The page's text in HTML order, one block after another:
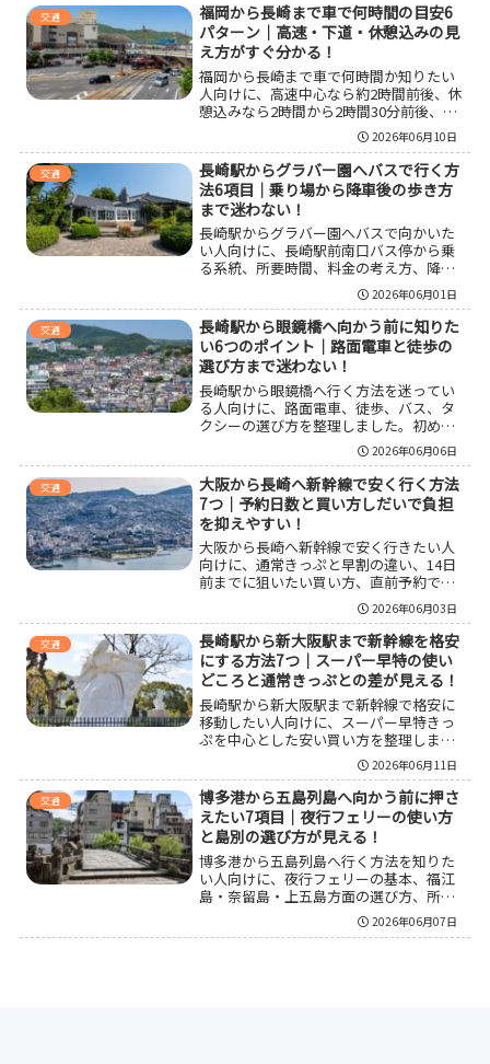
交通
福岡から長崎まで車で何時間の目安6
パターン｜高速・下道・休憩込みの見
え方がすぐ分かる！
福岡から長崎まで車で何時間か知りたい
人向けに、高速中心なら約2時間前後、休
憩込みなら2時間から2時間30分前後、一
般道中心なら約3時間30分〜4時間30分の
目安を整理しました。福岡ICから長崎IC
の基本ルート、博多駅周辺や福岡空港周
辺発の考え方、料金や燃料代、休憩場
所、渋滞時の見込みまでまとめているの
で、日帰りや旅行の計画を立てやすくな
ります。
2026年06月10日
交通
長崎駅からグラバー園へバスで行く方
法6項目｜乗り場から降車後の歩き方
まで迷わない！
長崎駅からグラバー園へバスで向かいた
い人向けに、長崎駅前南口バス停から乗
る系統、所要時間、料金の考え方、降車
後の歩き方、路面電車との違い、グラバ
ースカイロードの使い分けまで整理しま
した。初めての長崎観光でも迷いにくい
ように、現地でつまずきやすい点も含め
て分かりやすくまとめています。
2026年06月01日
交通
長崎駅から眼鏡橋へ向かう前に知りた
い6つのポイント｜路面電車と徒歩の
選び方まで迷わない！
長崎駅から眼鏡橋へ行く方法を迷ってい
る人向けに、路面電車、徒歩、バス、タ
クシーの選び方を整理しました。初めて
の長崎観光でもわかりやすい王道ルート
の考え方から、雨の日や荷物が多い日の
判断基準、到着後の散策の楽しみ方まで
まとめています。移動時間だけでなく、
体力や次の観光地まで含めて失敗しにく
い回り方を知りたい人に役立つ内容で
す。
2026年06月06日
交通
大阪から長崎へ新幹線で安く行く方法
7つ｜予約日数と買い方しだいで負担
を抑えやすい！
大阪から長崎へ新幹線で安く行きたい人
向けに、通常きっぷと早割の違い、14日
前までに狙いたい買い方、直前予約での
考え方、スマートEXやEX予約の使い分
け、宿泊込みで総額を抑える見方まで整
理しました。最安を狙いやすい条件と、
変更の可能性がある人に向く選び方をま
とめて把握できます。
2026年06月03日
交通
長崎駅から新大阪駅まで新幹線を格安
にする方法7つ｜スーパー早特の使い
どころと通常きっぷとの差が見える！
長崎駅から新大阪駅まで新幹線で格安に
移動したい人向けに、スーパー早特きっ
ぷを中心とした安い買い方を整理しまし
た。通常きっぷとの差額、向いている
人、繁忙期の注意点、変更しやすさとの
バランス、片道ごとの使い分けまでまと
めているので、自分の予定に合う節約法
を見つけやすくなります。
2026年06月11日
交通
博多港から五島列島へ向かう前に押さ
えたい7項目｜夜行フェリーの使い方
と島別の選び方が見える！
博多港から五島列島へ行く方法を知りた
い人向けに、夜行フェリーの基本、福江
島・奈留島・上五島方面の選び方、所要
時間、料金目安、予約前の確認点、当日
の動き方、船内で快適に過ごすコツ、到
2026年06月07日